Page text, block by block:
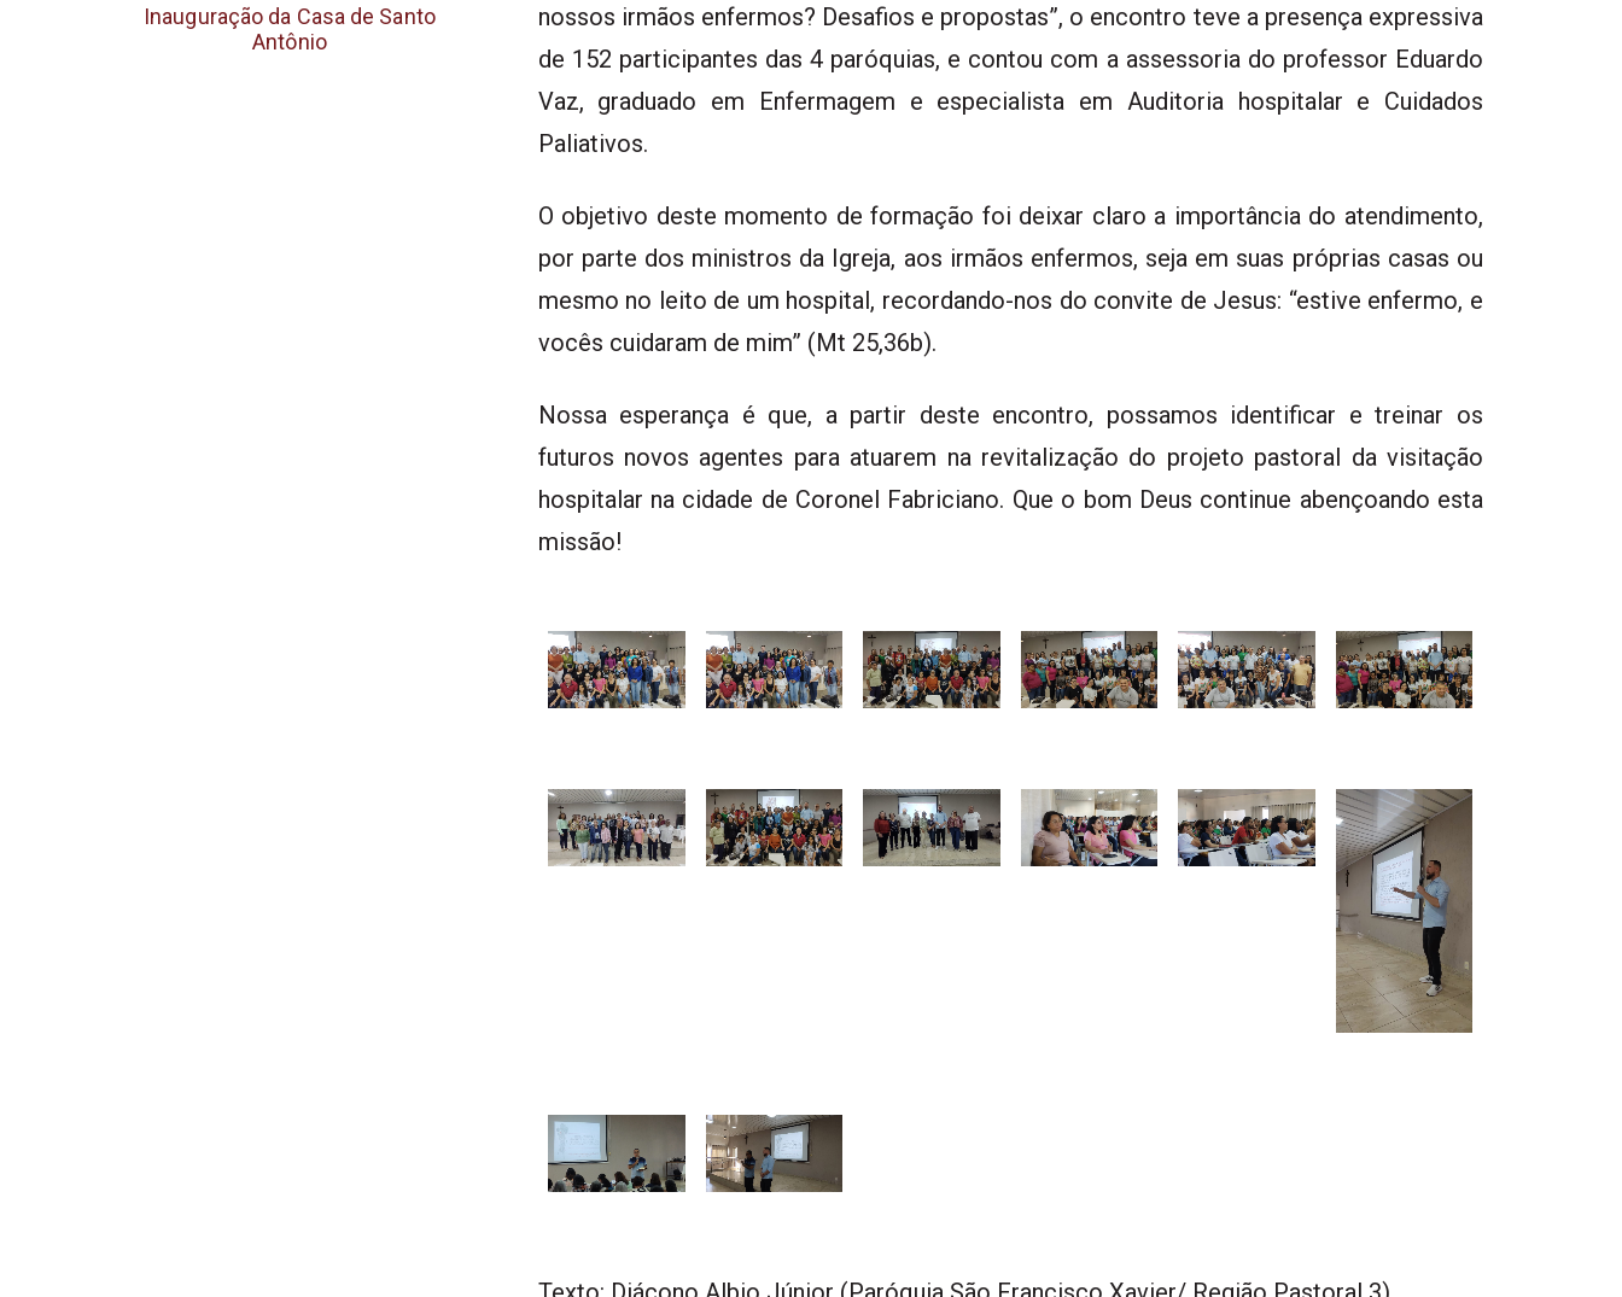
nossos irmãos enfermos? Desafios e propostas”, o encontro teve a presença expressiva
de 152 participantes das 4 paróquias, e contou com a assessoria do professor Eduardo
Vaz, graduado em Enfermagem e especialista em Auditoria hospitalar e Cuidados
Paliativos.
O objetivo deste momento de formação foi deixar claro a importância do atendimento,
por parte dos ministros da Igreja, aos irmãos enfermos, seja em suas próprias casas ou
mesmo no leito de um hospital, recordando-nos do convite de Jesus: “estive enfermo, e
vocês cuidaram de mim” (Mt 25,36b).
Nossa esperança é que, a partir deste encontro, possamos identificar e treinar os
futuros novos agentes para atuarem na revitalização do projeto pastoral da visitação
hospitalar na cidade de Coronel Fabriciano. Que o bom Deus continue abençoando esta
missão!
Inauguração da Casa de Santo
Antônio